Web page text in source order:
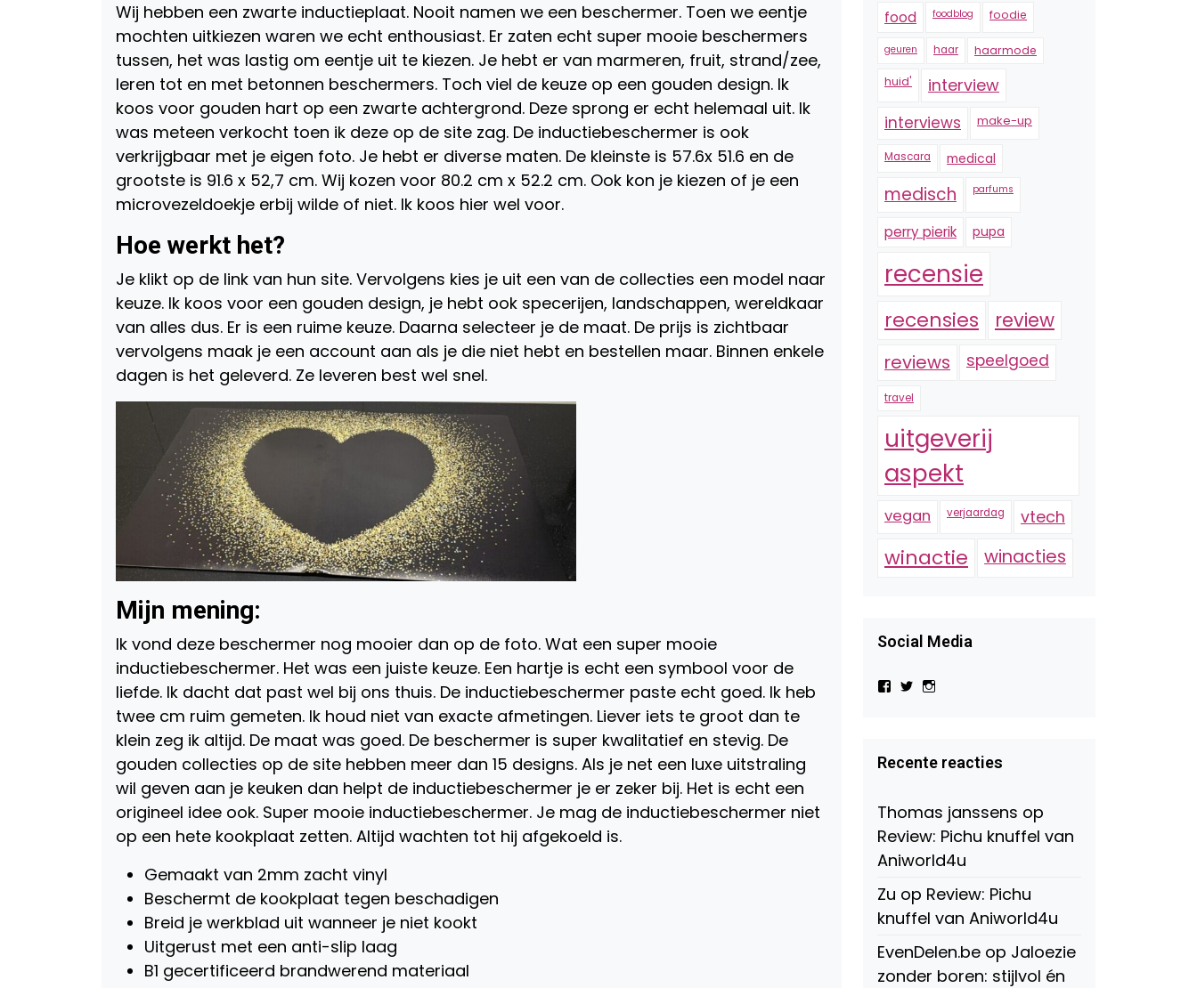
Wij hebben een zwarte inductieplaat. Nooit namen we een beschermer. Toen we eentje
mochten uitkiezen waren we echt enthousiast. Er zaten echt super mooie beschermers
tussen, het was lastig om eentje uit te kiezen. Je hebt er van marmeren, fruit, strand/zee,
leren tot en met betonnen beschermers. Toch viel de keuze op een gouden design. Ik
koos voor gouden hart op een zwarte achtergrond. Deze sprong er echt helemaal uit. Ik
was meteen verkocht toen ik deze op de site zag. De inductiebeschermer is ook
verkrijgbaar met je eigen foto. Je hebt er diverse maten. De kleinste is 57.6x 51.6 en de
grootste is 91.6 x 52,7 cm. Wij kozen voor 80.2 cm x 52.2 cm. Ook kon je kiezen of je een
microvezeldoekje erbij wilde of niet. Ik koos hier wel voor.
Hoe werkt het?
Je klikt op de link van hun site. Vervolgens kies je uit een van de collecties een model naar
keuze. Ik koos voor een gouden design, je hebt ook specerijen, landschappen, wereldkaar
van alles dus. Er is een ruime keuze. Daarna selecteer je de maat. De prijs is zichtbaar
vervolgens maak je een account aan als je die niet hebt en bestellen maar. Binnen enkele
dagen is het geleverd. Ze leveren best wel snel.
Mijn mening:
Ik vond deze beschermer nog mooier dan op de foto. Wat een super mooie
inductiebeschermer. Het was een juiste keuze. Een hartje is echt een symbool voor de
liefde. Ik dacht dat past wel bij ons thuis. De inductiebeschermer paste echt goed. Ik heb
twee cm ruim gemeten. Ik houd niet van exacte afmetingen. Liever iets te groot dan te
klein zeg ik altijd. De maat was goed. De beschermer is super kwalitatief en stevig. De
gouden collecties op de site hebben meer dan 15 designs. Als je net een luxe uitstraling
wil geven aan je keuken dan helpt de inductiebeschermer je er zeker bij. Het is echt een
origineel idee ook. Super mooie inductiebeschermer. Je mag de inductiebeschermer niet
op een hete kookplaat zetten. Altijd wachten tot hij afgekoeld is.
Gemaakt van 2mm zacht vinyl
Beschermt de kookplaat tegen beschadigen
Breid je werkblad uit wanneer je niet kookt
Uitgerust met een anti-slip laag
B1 gecertificeerd brandwerend materiaal
food foodblog foodie
geuren haar haarmode
huid' interview
interviews make-up
Mascara medical
medisch parfums
perry pierik pupa
recensie
recensies review
reviews speelgoed
travel
uitgeverij
aspekt
vegan verjaardag vtech
winactie winacties
Social Media
Bekijk
Beauty-
147775071915783/?
Facebook
Bekijk
op
Twitter
op
Instagram
Recente reacties
Thomas janssens op
Review: Pichu knuffel van
Aniworld4u
Zu op Review: Pichu
knuffel van Aniworld4u
EvenDelen.be op Jaloezie
zonder boren: stijlvol én